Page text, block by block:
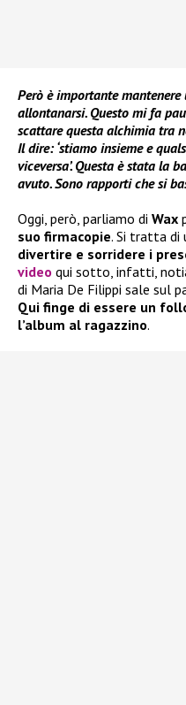
Però è importante
allontanarsi. Questo mi fa
scattare questa alchimia tra
Il dire: ‘stiamo insieme e
viceversa’. Questa è stata la
avuto. Sono rapporti che si
Oggi, però, parliamo di Wax
suo firmacopie. Si tratta di
divertire e sorridere i
video qui sotto, infatti,
di Maria De Filippi sale sul
Qui finge di essere un
l’album al ragazzino.